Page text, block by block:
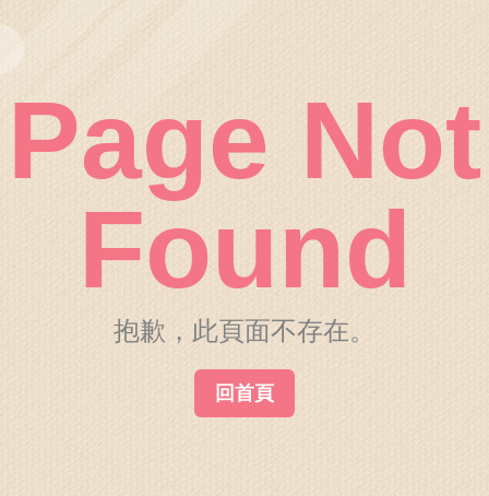
常見問答
線上訂購
帳號專區
關於我們
毛孩健康之道
Page Not
Found
抱歉，此頁面不存在。
回首頁